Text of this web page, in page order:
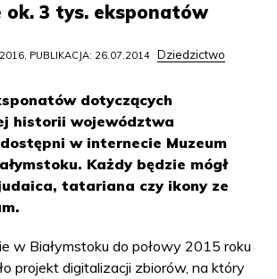
3 tys. eksponatów
PUBLIKACJA: 26.07.2014 Dziedzictwo
dotyczących
historii województwa
w internecie Muzeum
Każdy będzie mógł
tatariana czy ikony ze
w Białymstoku do połowy 2015 roku
projekt digitalizacji zbiorów, na który